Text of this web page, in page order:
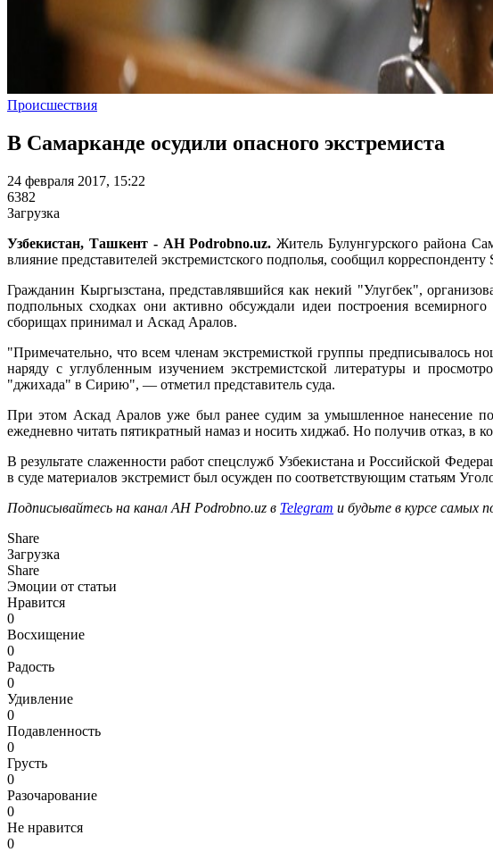
Происшествия
В Самарканде осудили опасного экстремиста
24 февраля 2017, 15:22
6382
Загрузка
Узбекистан, Ташкент - АН Podrobno.uz. Житель Булунгурского района
влияние представителей экстремистского подполья, сообщил
Гражданин Кыргызстана, представлявшийся как некий "Улугбек",
подпольных сходках они активно обсуждали идеи построения
сборищах принимал и Аскад Аралов.
"Примечательно, что всем членам экстремисткой группы
наряду с углубленным изучением экстремистской литературы и
"джихада" в Сирию", — отметил представитель суда.
При этом Аскад Аралов уже был ранее судим за умышленное нанесение
ежедневно читать пятикратный намаз и носить хиджаб. Но получив отказ, в
В результате слаженности работ спецслужб Узбекистана и Российской
в суде материалов экстремист был осужден по соответствующим статьям
Подписывайтесь на канал АН Podrobno.uz в Telegram и будьте в курсе самых
Share
Загрузка
Share
Эмоции от статьи
Нравится
0
Восхищение
0
Радость
0
Удивление
0
Подавленность
0
Грусть
0
Разочарование
0
Не нравится
0